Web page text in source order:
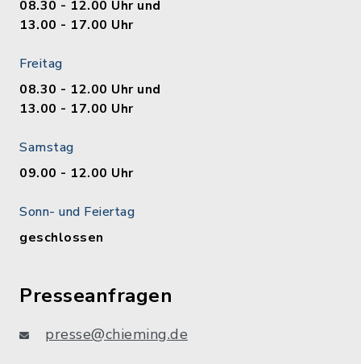
08.30 - 12.00 Uhr und
13.00 - 17.00 Uhr
Freitag
08.30 - 12.00 Uhr und
13.00 - 17.00 Uhr
Samstag
09.00 - 12.00 Uhr
Sonn- und Feiertag
geschlossen
Presseanfragen
presse@chieming.de